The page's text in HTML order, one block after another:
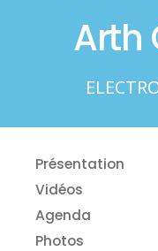
Arth
Présentation
Vidéos
Agenda
Photos